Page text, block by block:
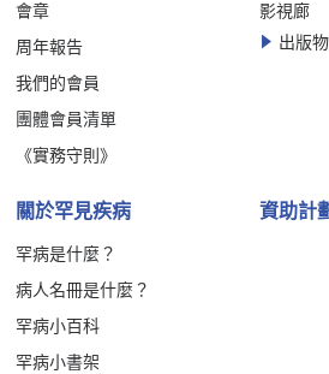
會章
周年報告
我們的會員
團體會員清單
《實務守則》
影視廊
出版物
關於罕見疾病
罕病是什麼？
病人名冊是什麼？
罕病小百科
罕病小書架
資助計